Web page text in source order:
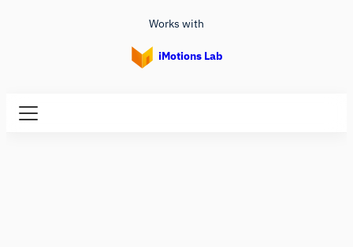
Works with
iMotions Lab